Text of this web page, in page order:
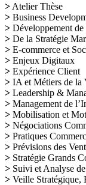
> Atelier Thèse
> Business
> Développement
> De la Stratégie
> E-commerce et
> Enjeux Digitaux
> Expérience Client
> IA et Métiers de la
> Leadership &
> Management de
> Mobilisation et
> Négociations
> Pratiques
> Prévisions des
> Stratégie Grands
> Suivi et Analyse
> Veille Stratégique,